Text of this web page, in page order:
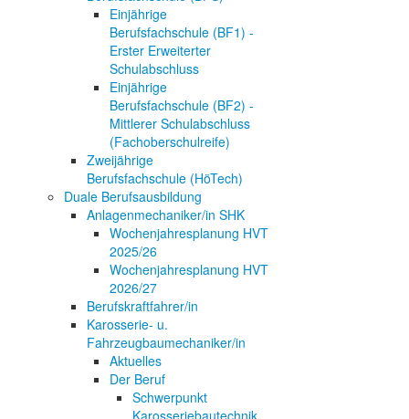
Einjährige
Berufsfachschule (BF1) -
Erster Erweiterter
Schulabschluss
Einjährige
Berufsfachschule (BF2) -
Mittlerer Schulabschluss
(Fachoberschulreife)
Zweijährige
Berufsfachschule (HöTech)
Duale Berufsausbildung
Anlagenmechaniker/in SHK
Wochenjahresplanung HVT
2025/26
Wochenjahresplanung HVT
2026/27
Berufskraftfahrer/in
Karosserie- u.
Fahrzeugbaumechaniker/in
Aktuelles
Der Beruf
Schwerpunkt
Karosseriebautechnik